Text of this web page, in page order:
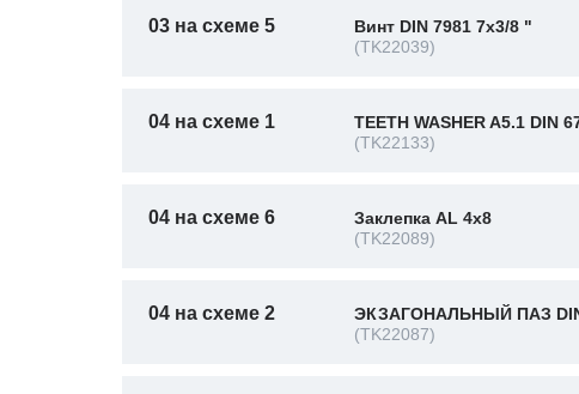
03 на схеме 5
Винт DIN 7981 7x3/8 "
(TK22039)
04 на схеме 1
TEETH WASHER A5.1 DIN
(TK22133)
04 на схеме 6
Заклепка AL 4x8
(TK22089)
04 на схеме 2
ЭКЗАГОНАЛЬНЫЙ ПАЗ DIN
(TK22087)